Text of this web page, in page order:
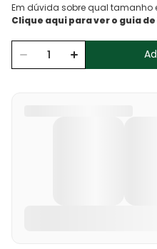
Em dúvida sobre qual tamanho